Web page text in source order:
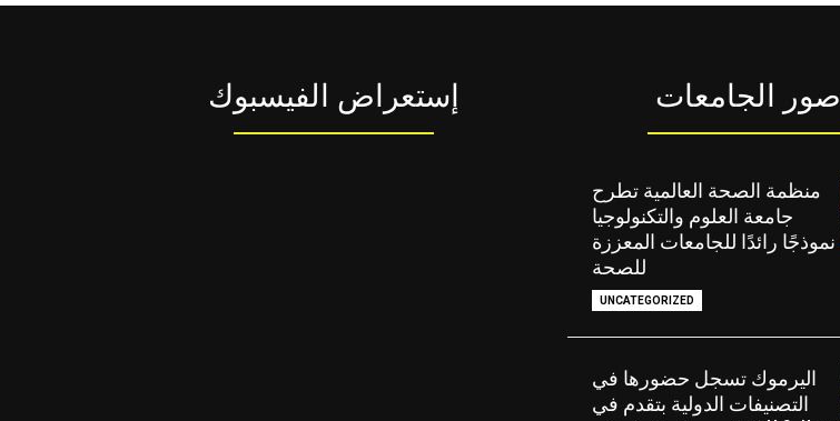
إستعراض الفيسبوك صور الجامعات
منظمة الصحة العالمية تطرح
جامعة العلوم والتكنولوجيا
نموذجًا رائدًا للجامعات المعززة
للصحة
UNCATEGORIZED
اليرموك تسجل حضورها في
التصنيفات الدولية بتقدم في